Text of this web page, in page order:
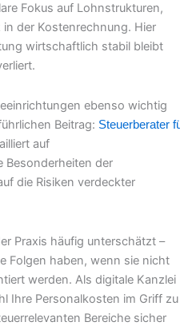
Fokus auf Lohnstrukturen,
der Kostenrechnung. Hier
wirtschaftlich stabil bleibt
ebenso wichtig
Beitrag: Steuerberater
auf
Besonderheiten der
die Risiken verdeckter
Praxis häufig unterschätzt –
Folgen haben, wenn sie nicht
werden. Als digitale Kanzlei
Ihre Personalkosten im Griff zu
Bereiche sicher